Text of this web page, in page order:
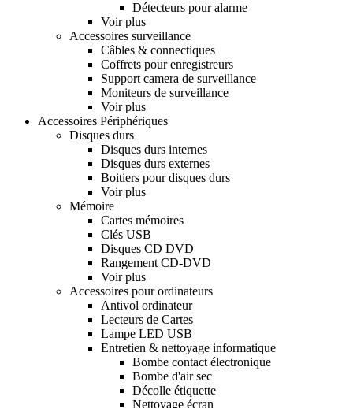
Détecteurs pour alarme
Voir plus
Accessoires surveillance
Câbles & connectiques
Coffrets pour enregistreurs
Support camera de surveillance
Moniteurs de surveillance
Voir plus
Accessoires Périphériques
Disques durs
Disques durs internes
Disques durs externes
Boitiers pour disques durs
Voir plus
Mémoire
Cartes mémoires
Clés USB
Disques CD DVD
Rangement CD-DVD
Voir plus
Accessoires pour ordinateurs
Antivol ordinateur
Lecteurs de Cartes
Lampe LED USB
Entretien & nettoyage informatique
Bombe contact électronique
Bombe d'air sec
Décolle étiquette
Nettoyage écran